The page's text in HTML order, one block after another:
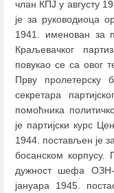
члан КПЈ у августу
је за руководиоца
1941. именован за
Краљевачког
повукао се са овог
Прву пролетерску
секретара
помоћника
је партијски курс
1944. постављен је
босанском корпусу.
дужност шефа ОЗН-
јануара 1945.